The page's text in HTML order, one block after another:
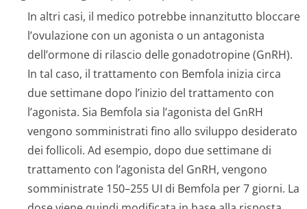
In altri casi, il medico potrebbe innanzitutto bloccare
l’ovulazione con un agonista o un antagonista
dell’ormone di rilascio delle gonadotropine (GnRH).
In tal caso, il trattamento con Bemfola inizia circa
due settimane dopo l’inizio del trattamento con
l’agonista. Sia Bemfola sia l’agonista del GnRH
vengono somministrati fino allo sviluppo desiderato
dei follicoli. Ad esempio, dopo due settimane di
trattamento con l’agonista del GnRH, vengono
somministrate 150–255 UI di Bemfola per 7 giorni. La